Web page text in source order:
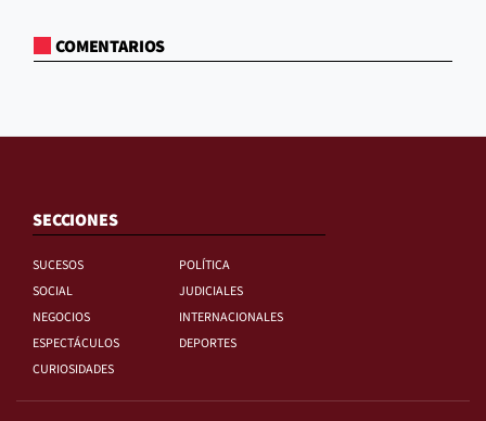
COMENTARIOS
SECCIONES
SUCESOS
POLÍTICA
SOCIAL
JUDICIALES
NEGOCIOS
INTERNACIONALES
ESPECTÁCULOS
DEPORTES
CURIOSIDADES